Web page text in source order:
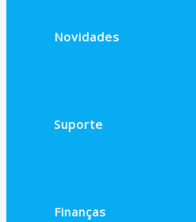
Novidades
Suporte
Finanças